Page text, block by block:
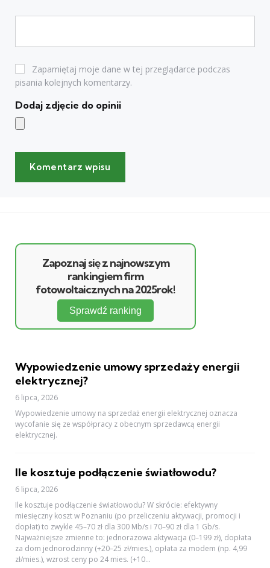
Zapamiętaj moje dane w tej przeglądarce podczas
pisania kolejnych komentarzy.
Dodaj zdjęcie do opinii
Zapoznaj się z najnowszym
rankingiem firm
fotowoltaicznych na 2025rok!
Sprawdź ranking
Wypowiedzenie umowy sprzedaży energii
elektrycznej?
6 lipca, 2026
Wypowiedzenie umowy na sprzedaż energii elektrycznej oznacza
wycofanie się ze współpracy z obecnym sprzedawcą energii
elektrycznej.
Ile kosztuje podłączenie światłowodu?
6 lipca, 2026
Ile kosztuje podłączenie światłowodu? W skrócie: efektywny
miesięczny koszt w Poznaniu (po przeliczeniu aktywacji, promocji i
dopłat) to zwykle 45–70 zł dla 300 Mb/s i 70–90 zł dla 1 Gb/s.
Najważniejsze zmienne to: jednorazowa aktywacja (0–199 zł), dopłata
za dom jednorodzinny (+20–25 zł/mies.), opłata za modem (np. 4,99
zł/mies.), wzrost ceny po 24 mies. (+10...